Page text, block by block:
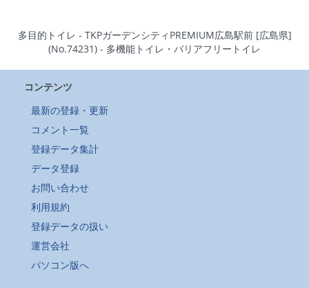
多目的トイレ - TKPガーデンシティPREMIUM広島駅前 [広島県]
(No.74231) - 多機能トイレ・バリアフリートイレ
コンテンツ
最新の登録・更新
コメント一覧
登録データ集計
データ登録
お問い合わせ
利用規約
登録データの扱い
運営会社
パソコン版へ